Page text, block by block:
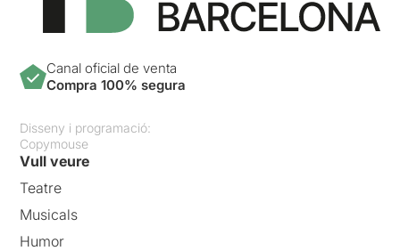
Canal oficial de venta
Compra 100% segura
Disseny i programació:
Copymouse
Vull veure
Teatre
Musicals
Humor